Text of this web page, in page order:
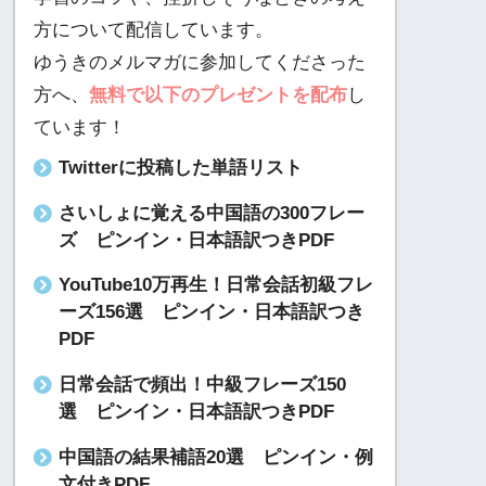
方について配信しています。
ゆうきのメルマガに参加してくださった
方へ、 無料で以下のプレゼントを配布し
ています！
Twitterに投稿した単語リスト
さいしょに覚える中国語の300フレー
ズ ピンイン・日本語訳つきPDF
YouTube10万再生！日常会話初級フレ
ーズ156選 ピンイン・日本語訳つき
PDF
日常会話で頻出！中級フレーズ150
選 ピンイン・日本語訳つきPDF
中国語の結果補語20選 ピンイン・例